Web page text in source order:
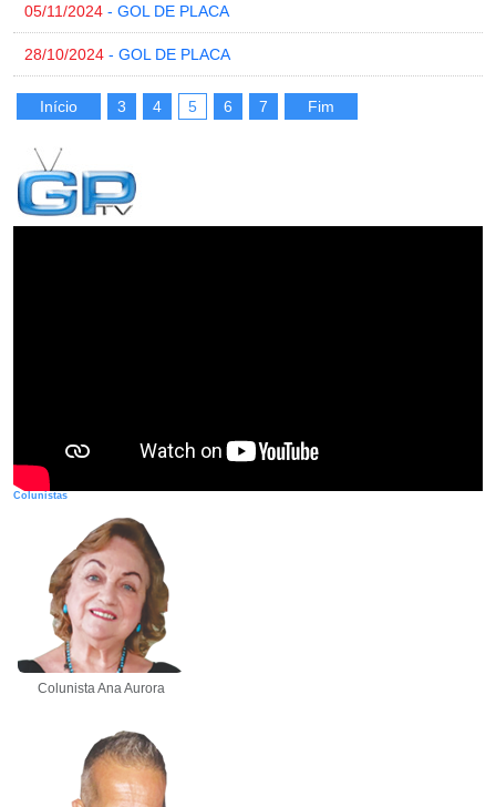
05/11/2024 - GOL DE PLACA
28/10/2024 - GOL DE PLACA
Início 3 4 5 6 7 Fim
Colunistas
Colunista Ana Aurora